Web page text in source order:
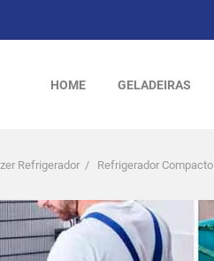
HOME GELADEIRAS
Refrigerador / Refrigerador Compacto